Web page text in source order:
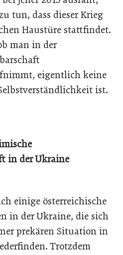
tun, dass dieser Krieg
Haustüre stattfindet.
man in der
eigentlich keine
ist.
in der Ukraine
einige österreichische
in der Ukraine, die sich
prekären Situation in
Trotzdem